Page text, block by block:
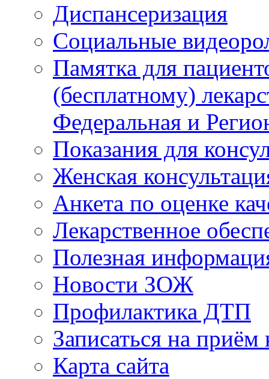
Диспансеризация
Социальные
Памятка для
(бесплатному)
Федеральная и
Показания для
Женская
Анкета по оценке
Лекарственное
Полезная
Новости ЗОЖ
Профилактика ДТП
Записаться на приём
Карта сайта